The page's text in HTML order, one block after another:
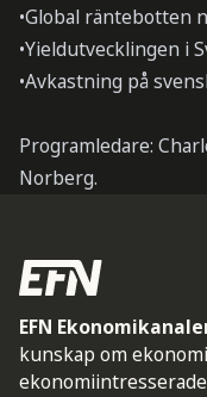
•Global räntebotten
•Yieldutvecklingen i
•Avkastning på
Programledare:
Norberg.
EFN
kunskap om